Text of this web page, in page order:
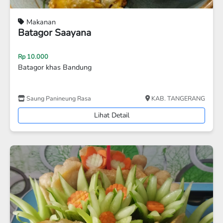
Makanan
MIE KUAH KARE ORIGINAL
Rp 20.000
MIE KUAH KARE DAGING
Ergon Jakarta Timur
Lihat Detail
Disc 33%